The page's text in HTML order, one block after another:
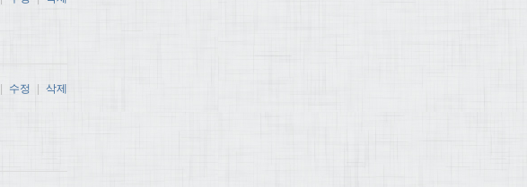
수정 삭제